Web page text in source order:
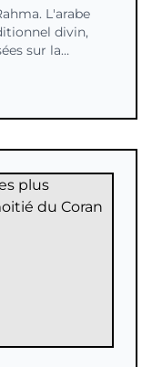
L'arabe
divin,
sur la